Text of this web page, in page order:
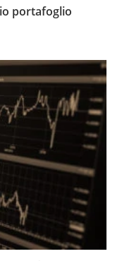
portafoglio